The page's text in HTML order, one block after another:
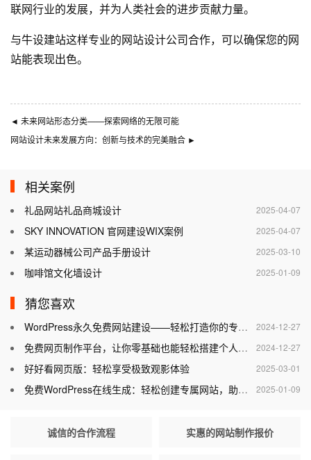
联网行业的发展，并为人类社会的进步贡献力量。
与牛设建站这样专业的网站设计公司合作，可以确保您的网
站能表现出色。
◄ 未来网站形态分类——探索网络的无限可能
网站设计未来发展方向：创新与技术的完美融合 ►
相关案例
2025-04-07
礼品网站礼品商城设计
2025-04-07
SKY INNOVATION 官网建设WIX案例
2025-03-10
某运动器械公司产品手册设计
2025-01-09
咖啡馆文化墙设计
猜您喜欢
2024-12-27
WordPress永久免费网站建设——轻松打造你的专属网站
2024-12-27
免费网页制作平台，让你零基础也能轻松搭建个人网站
2025-03-01
好好看网页版：轻松享受极致观影体验
2025-01-09
免费WordPress在线生成：轻松创建专属网站，助力个人与企业腾飞
诚信的合作流程 实惠的网站制作报价